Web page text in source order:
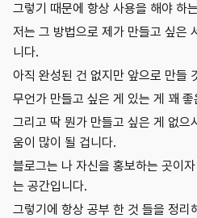
그렇기 때문에 항상 사용을 해야 하
저는 그 방법으로 제가 만들고 싶은
니다.
아직 완성된 건 없지만 앞으로 만들
무언가 만들고 싶은 게 있는 게 꽤
그리고 딱 뭔가 만들고 싶은 게 없으
움이 많이 될 겁니다.
블로그는 나 자신을 홍보하는 곳이
는 공간입니다.
그렇기에 항상 공부 한 것 들을 정리